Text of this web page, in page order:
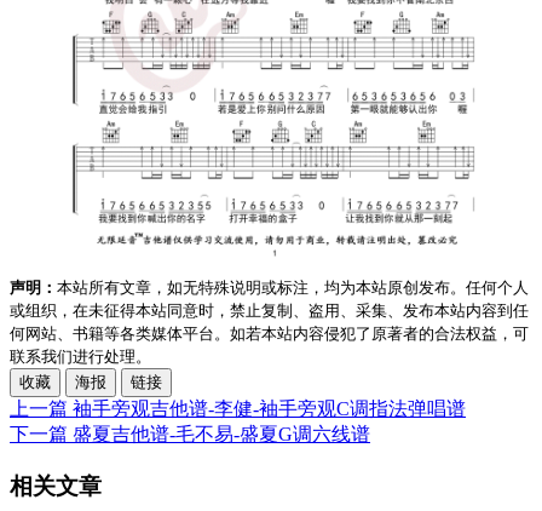
声明： 本站所有文章，如无特殊说明或标注，均为本站原创发布。任何个人
或组织，在未征得本站同意时，禁止复制、盗用、采集、发布本站内容到任
何网站、书籍等各类媒体平台。如若本站内容侵犯了原著者的合法权益，可
联系我们进行处理。
收藏
海报 链接
上一篇 袖手旁观吉他谱-李健-袖手旁观C调指法弹唱谱
下一篇 盛夏吉他谱-毛不易-盛夏G调六线谱
相关文章